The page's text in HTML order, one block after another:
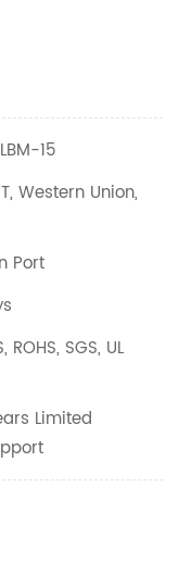
15
Western Union,
Port
ROHS, SGS, UL
Limited